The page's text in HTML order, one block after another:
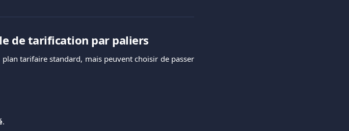
de tarification par paliers
tarifaire standard, mais peuvent choisir de passer
.